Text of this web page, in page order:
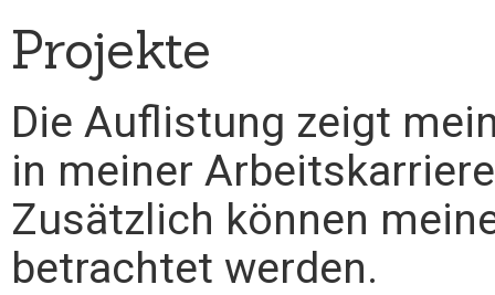
Projekte
Die Auflistung zeigt
in meiner
Zusätzlich können
betrachtet werden.